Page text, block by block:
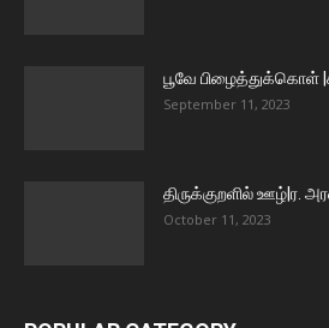
பூவே
September 11, 2023
திருக்குறளில் ஊழ்|ர.
October 11, 2023